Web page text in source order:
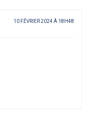
10 FÉVRIER 2024 À 18H48